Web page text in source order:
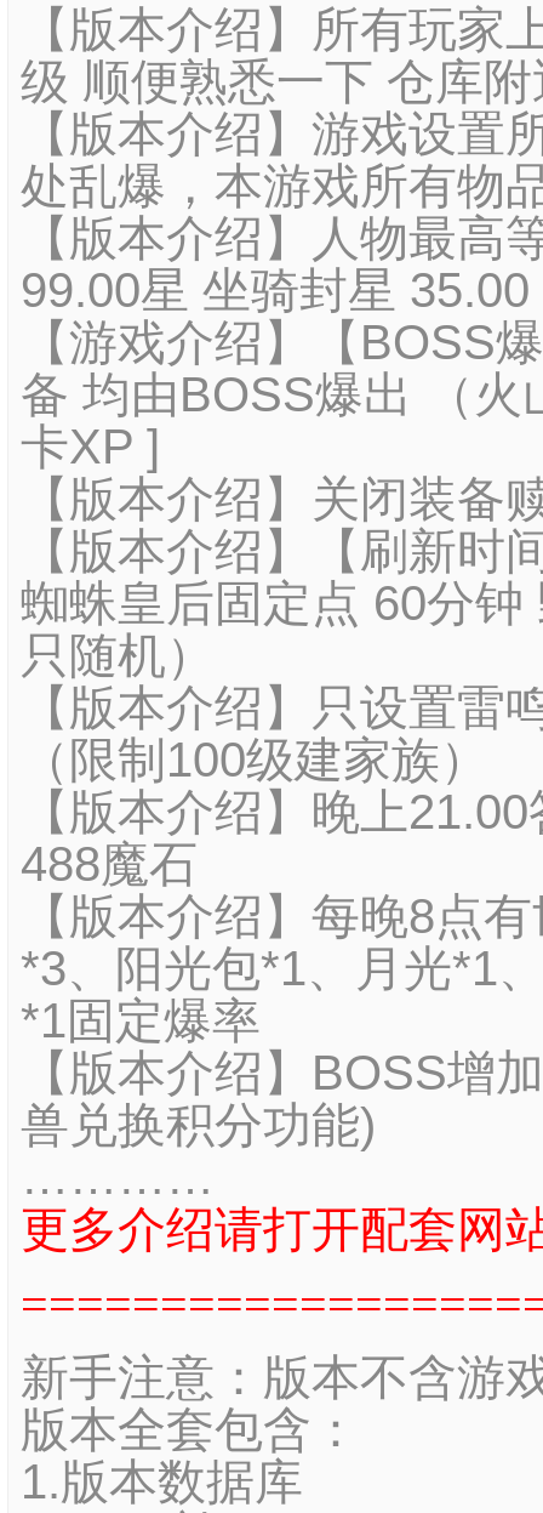
【版本介绍】所有玩
级 顺便熟悉一下 仓库
【版本介绍】游戏设
处乱爆，本游戏所有物
【版本介绍】人物最高
99.00星 坐骑封星
【游戏介绍】【BOSS
备 均由BOSS爆出 （
卡XP ]
【版本介绍】关闭装备
【版本介绍】【刷新
蜘蛛皇后固定点 60分
只随机）
【版本介绍】只设置雷
（限制100级建家族）
【版本介绍】晚上
488魔石
【版本介绍】每晚8点
*3、阳光包*1、月光*1
*1固定爆率
【版本介绍】BOSS增
兽兑换积分功能)
…………
更多介绍请打开配套
新手注意：版本不含游
版本全套包含：
1.版本数据库